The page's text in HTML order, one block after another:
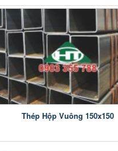
Thép Hộp Vuông 150x150